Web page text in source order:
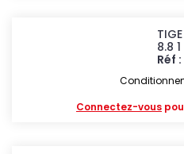
8.8 1
Réf
Connectez-vous